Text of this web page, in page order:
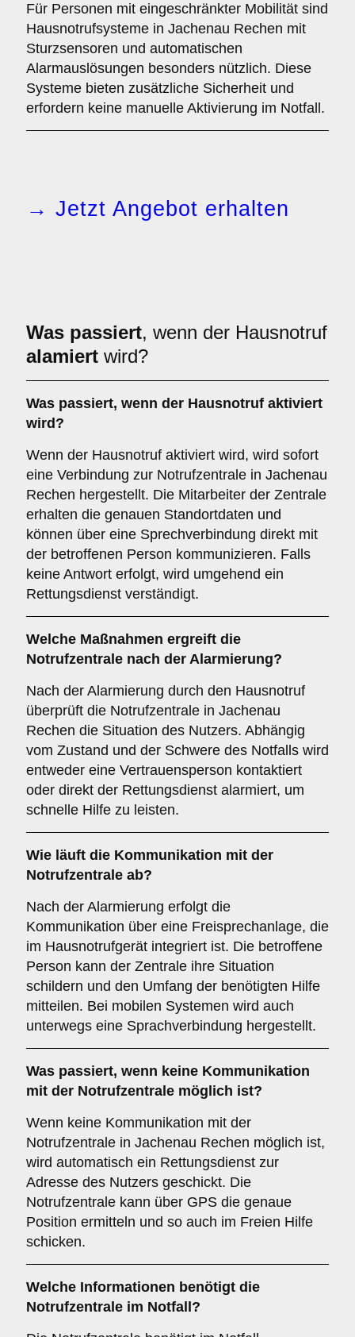
Für Personen mit eingeschränkter Mobilität sind
Hausnotrufsysteme in Jachenau Rechen mit
Sturzsensoren und automatischen
Alarmauslösungen besonders nützlich. Diese
Systeme bieten zusätzliche Sicherheit und
erfordern keine manuelle Aktivierung im Notfall.
→ Jetzt Angebot erhalten
Was passiert, wenn der Hausnotruf
alamiert wird?
Was passiert, wenn der Hausnotruf aktiviert
wird?
Wenn der Hausnotruf aktiviert wird, wird sofort
eine Verbindung zur Notrufzentrale in Jachenau
Rechen hergestellt. Die Mitarbeiter der Zentrale
erhalten die genauen Standortdaten und
können über eine Sprechverbindung direkt mit
der betroffenen Person kommunizieren. Falls
keine Antwort erfolgt, wird umgehend ein
Rettungsdienst verständigt.
Welche Maßnahmen ergreift die
Notrufzentrale nach der Alarmierung?
Nach der Alarmierung durch den Hausnotruf
überprüft die Notrufzentrale in Jachenau
Rechen die Situation des Nutzers. Abhängig
vom Zustand und der Schwere des Notfalls wird
entweder eine Vertrauensperson kontaktiert
oder direkt der Rettungsdienst alarmiert, um
schnelle Hilfe zu leisten.
Wie läuft die Kommunikation mit der
Notrufzentrale ab?
Nach der Alarmierung erfolgt die
Kommunikation über eine Freisprechanlage, die
im Hausnotrufgerät integriert ist. Die betroffene
Person kann der Zentrale ihre Situation
schildern und den Umfang der benötigten Hilfe
mitteilen. Bei mobilen Systemen wird auch
unterwegs eine Sprachverbindung hergestellt.
Was passiert, wenn keine Kommunikation
mit der Notrufzentrale möglich ist?
Wenn keine Kommunikation mit der
Notrufzentrale in Jachenau Rechen möglich ist,
wird automatisch ein Rettungsdienst zur
Adresse des Nutzers geschickt. Die
Notrufzentrale kann über GPS die genaue
Position ermitteln und so auch im Freien Hilfe
schicken.
Welche Informationen benötigt die
Notrufzentrale im Notfall?